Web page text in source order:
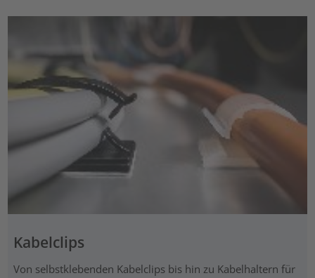
Kabelclips
Von selbstklebenden Kabelclips bis hin zu Kabelhaltern für